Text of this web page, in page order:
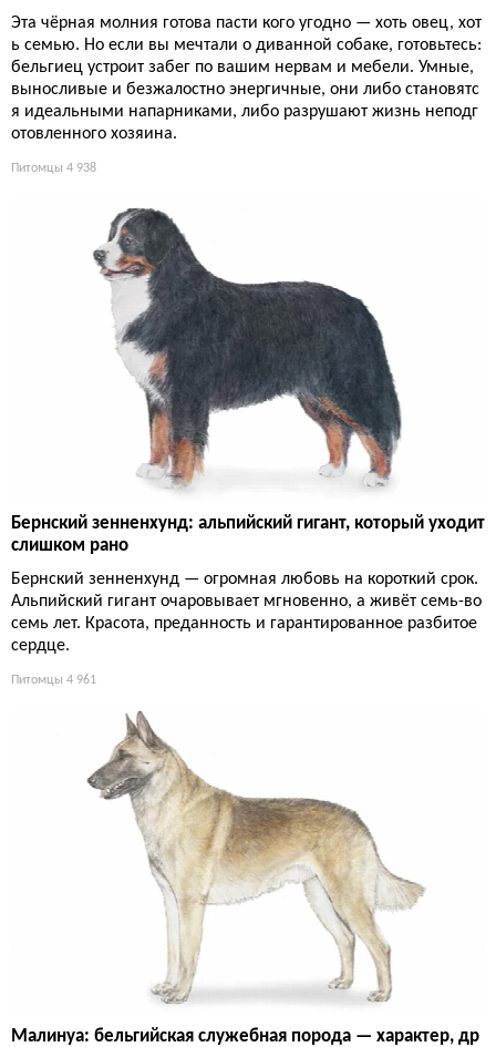
Эта чёрная молния готова пасти кого угодно — хоть овец, хот
ь семью. Но если вы мечтали о диванной собаке, готовьтесь:
бельгиец устроит забег по вашим нервам и мебели. Умные,
выносливые и безжалостно энергичные, они либо становятс
я идеальными напарниками, либо разрушают жизнь неподг
отовленного хозяина.
Питомцы 4 938
Бернский зенненхунд: альпийский гигант, который уходит
слишком рано
Бернский зенненхунд — огромная любовь на короткий срок.
Альпийский гигант очаровывает мгновенно, а живёт семь-во
семь лет. Красота, преданность и гарантированное разбитое
сердце.
Питомцы 4 961
Малинуа: бельгийская служебная порода — характер, др